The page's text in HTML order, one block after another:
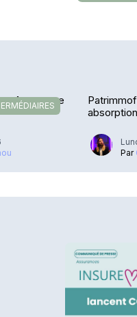
Assurance
Par